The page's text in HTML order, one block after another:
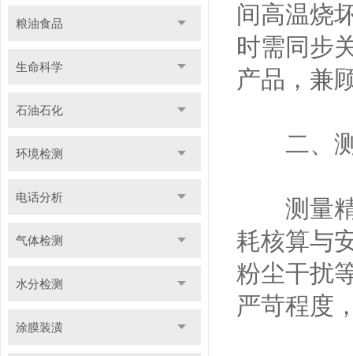
粮油食品
生命科学
石油石化
环境检测
电话分析
气体检测
水分检测
涂膜装潢
间高温烧
时需同步
产品，兼
二、测
测量精
耗核算与
粉尘干扰
严苛程度